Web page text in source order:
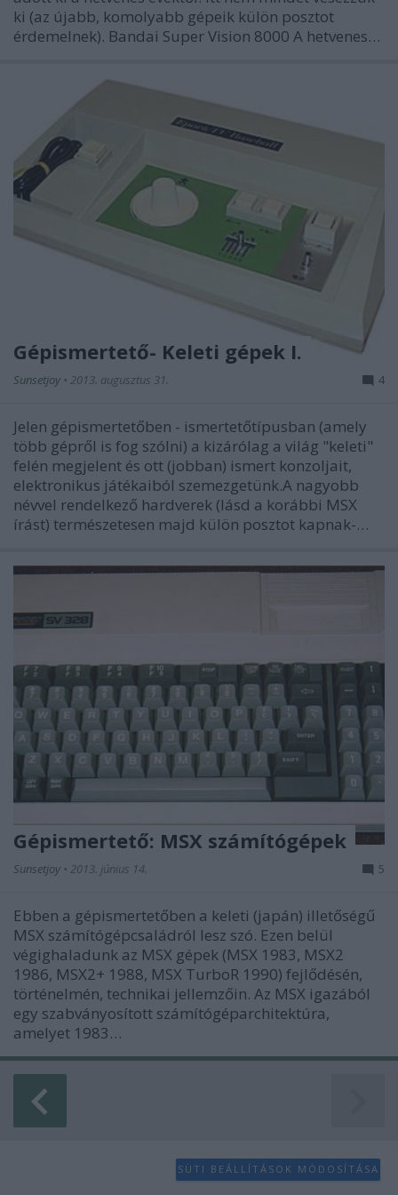
ki (az újabb, komolyabb gépeik külön posztot
érdemelnek). Bandai Super Vision 8000 A hetvenes…
Gépismertető- Keleti gépek I.
Sunsetjoy • 2013. augusztus 31. 4
Jelen gépismertetőben - ismertetőtípusban (amely
több gépről is fog szólni) a kizárólag a világ "keleti"
felén megjelent és ott (jobban) ismert konzoljait,
elektronikus játékaiból szemezgetünk.A nagyobb
névvel rendelkező hardverek (lásd a korábbi MSX
írást) természetesen majd külön posztot kapnak-…
Gépismertető: MSX számítógépek
Sunsetjoy • 2013. június 14. 5
Ebben a gépismertetőben a keleti (japán) illetőségű
MSX számítógépcsaládról lesz szó. Ezen belül
végighaladunk az MSX gépek (MSX 1983, MSX2
1986, MSX2+ 1988, MSX TurboR 1990) fejlődésén,
történelmén, technikai jellemzőin. Az MSX igazából
egy szabványosított számítógéparchitektúra,
amelyet 1983…
SÜTI BEÁLLÍTÁSOK MÓDOSÍTÁSA